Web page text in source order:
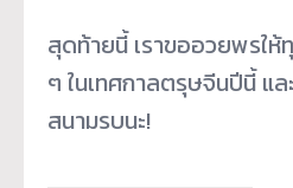
สุดท้ายนี้ เราขออวยพรให้
ๆ ในเทศกาลตรุษจีนปีนี้ แ
สนามรบนะ!